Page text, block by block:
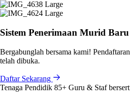
Sistem Penerimaan Murid Baru
Bergabunglah bersama kami!
telah dibuka.
Daftar Sekarang
Tenaga Pendidik 85+ Guru & Staf